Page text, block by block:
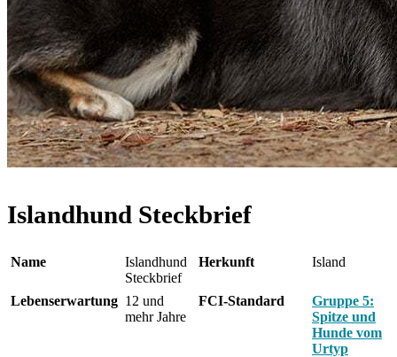
Islandhund Steckbrief
Name
Islandhund
Steckbrief
Herkunft Island
Lebenserwartung 12 und
mehr Jahre
FCI-Standard
Gruppe 5:
Spitze und
Hunde vom
Urtyp